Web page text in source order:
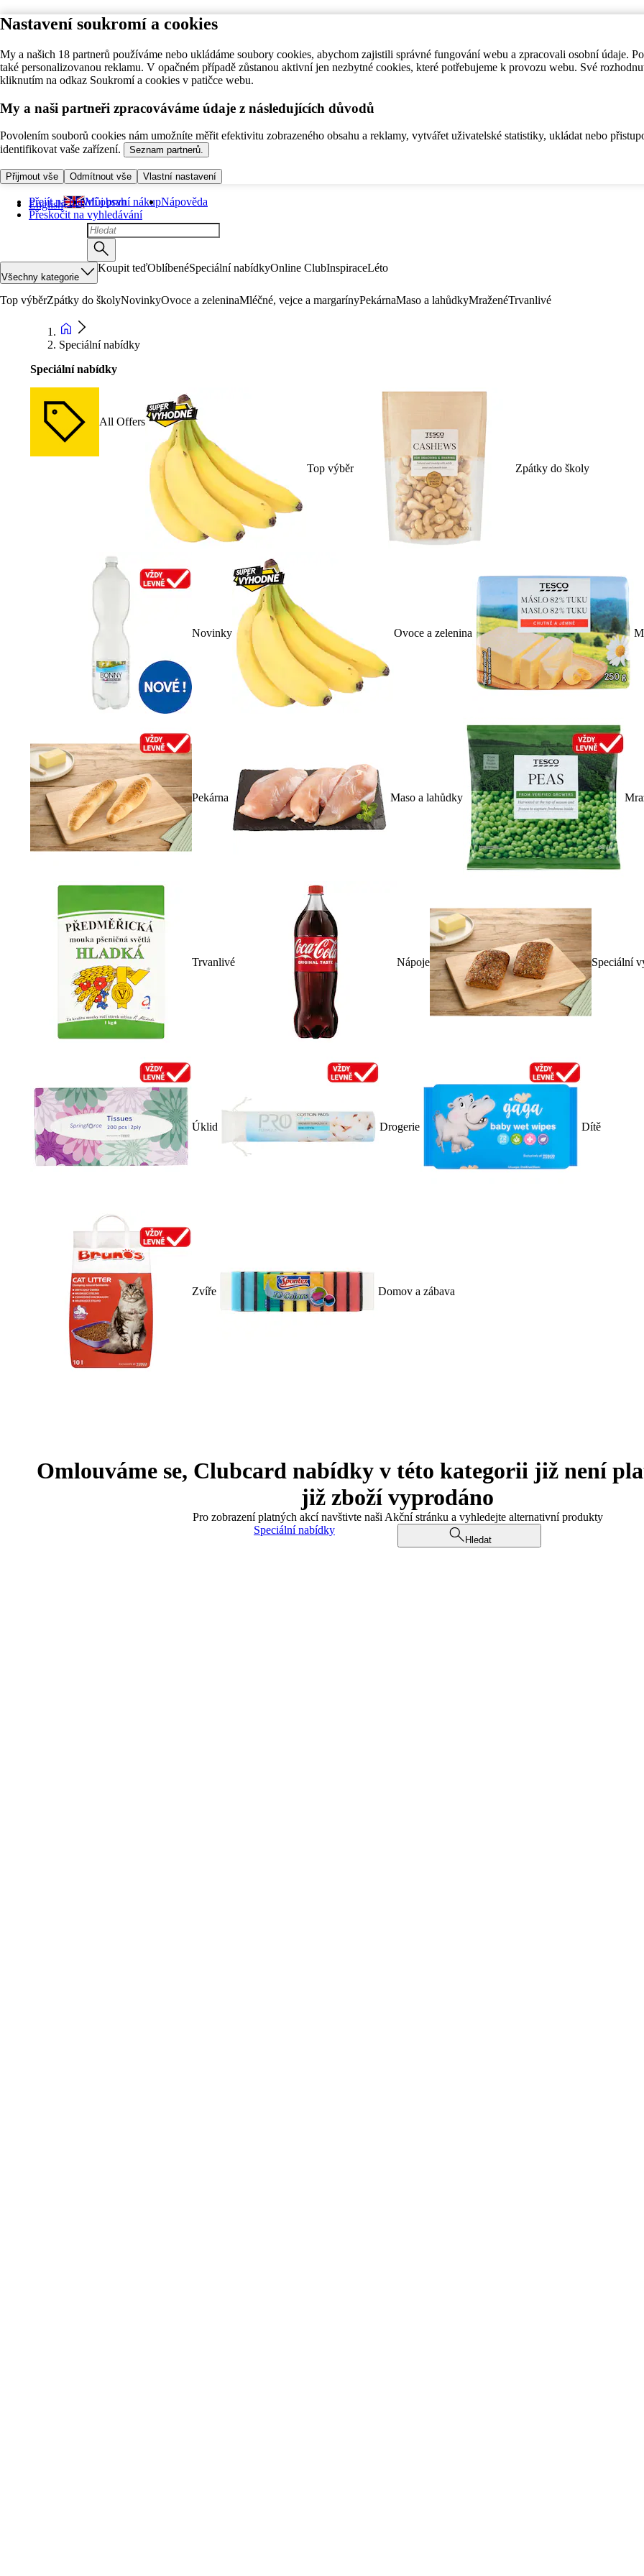
Nastavení soukromí a cookies
My a našich 18 partnerů používáme nebo ukládáme soubory cookies, abychom zajistili správné fungování webu a zpracovali osobní údaje.
také personalizovanou reklamu. V opačném případě zůstanou aktivní jen nezbytné cookies, které potřebujeme k provozu webu. Své
kliknutím na odkaz Soukromí a cookies v patičce webu.
My a naši partneři zpracováváme údaje z následujících důvodů
Povolením souborů cookies nám umožníte měřit efektivitu zobrazeného obsahu a reklamy, vytvářet uživatelské statistiky, ukládat nebo
identifikovat vaše zařízení.
Seznam partnerů.
Přijmout vše Odmítnout vše Vlastní nastavení
Přejít na hlavní obsah
Přeskočit na vyhledávání
English Můj první nákupNápověda
Všechny kategorie
Koupit teďOblíbenéSpeciální nabídkyOnline ClubInspiraceLéto
Top výběrZpátky do školyNovinkyOvoce a zeleninaMléčné, vejce a margarínyPekárnaMaso a lahůdkyMraženéTrvanlivé
Speciální nabídky
Speciální nabídky
All Offers
Top výběr Zpátky do školy
Novinky Ovoce a zelenina
Pekárna Maso a lahůdky
Trvanlivé Nápoje Speciální
Úklid Drogerie Dítě
Zvíře Domov a zábava
Omlouváme se, Clubcard nabídky v této kategorii již není
již zboží vyprodáno
Pro zobrazení platných akcí navštivte naši Akční stránku a vyhledejte alternativní produkty
Speciální nabídky
Hledat